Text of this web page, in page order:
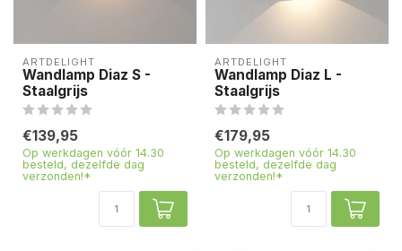
ARTDELIGHT
Wandlamp Diaz S -
Staalgrijs
€139,95
Op werkdagen vóór 14.30
besteld, dezelfde dag
verzonden!*
ARTDELIGHT
Wandlamp Diaz L -
Staalgrijs
€179,95
Op werkdagen vóór 14.30
besteld, dezelfde dag
verzonden!*